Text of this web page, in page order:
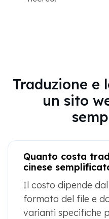
Traduzione e
un sito
Quanto costa
cinese
Il costo dipende
formato del file e
varianti specifiche